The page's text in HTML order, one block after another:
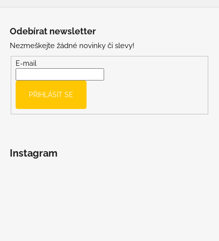
Odebírat newsletter
Nezmeškejte žádné novinky či slevy!
E-mail
PŘIHLÁSIT SE
Instagram